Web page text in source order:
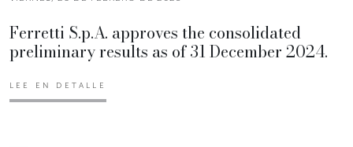
Ferretti S.p.A. approves the consolidated
preliminary results as of 31 December 2024.
LEE EN DETALLE